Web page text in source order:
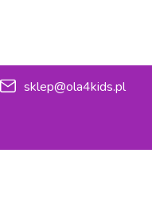
sklep@ola4kids.pl